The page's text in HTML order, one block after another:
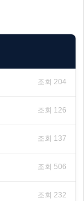
조회 204
조회 126
조회 137
조회 506
조회 232